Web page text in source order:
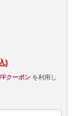
)
クーポンを利用し